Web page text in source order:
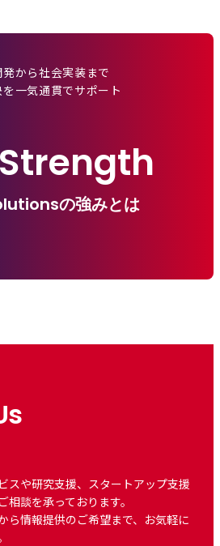
発から社会実装まで
一気通貫でサポート
の強みとは
スや研究支援、スタートアップ支援
談を承っております。
ら情報提供のご希望まで、お気軽に